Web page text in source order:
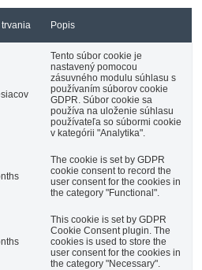
Popis
Tento súbor cookie je
nastavený pomocou
zásuvného modulu súhlasu s
používaním súborov cookie
GDPR. Súbor cookie sa
používa na uloženie súhlasu
používateľa so súbormi cookie
v kategórii "Analytika".
The cookie is set by GDPR
cookie consent to record the
user consent for the cookies in
the category "Functional".
This cookie is set by GDPR
Cookie Consent plugin. The
cookies is used to store the
user consent for the cookies in
the category "Necessary".